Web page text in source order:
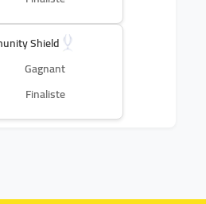
Shield
Gagnant
Finaliste